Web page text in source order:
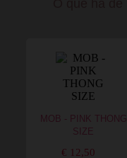
MOB - PINK THONG
SIZE
€ 12,50